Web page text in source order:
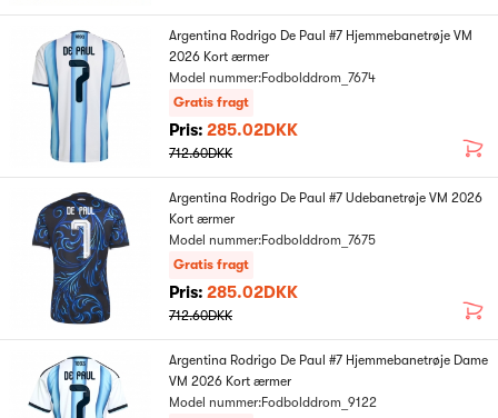
Argentina Rodrigo De Paul #7 Hjemmebanetrøje VM
2026 Kort ærmer
Model nummer:Fodbolddrom_7674
Gratis fragt
Pris: 285.02DKK
712.60DKK
Argentina Rodrigo De Paul #7 Udebanetrøje VM 2026
Kort ærmer
Model nummer:Fodbolddrom_7675
Gratis fragt
Pris: 285.02DKK
712.60DKK
Argentina Rodrigo De Paul #7 Hjemmebanetrøje Dame
VM 2026 Kort ærmer
Model nummer:Fodbolddrom_9122